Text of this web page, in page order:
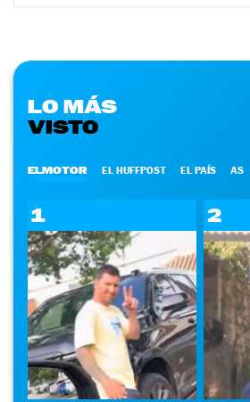
LO MÁS
VISTO
ELMOTOR EL HUFFPOST EL PAÍS AS
1 2